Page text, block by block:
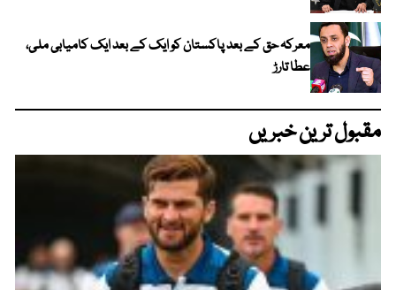
معرکہ حق کے بعد پاکستان کو ایک کے بعد ایک کامیابی ملی،
عطا تارڑ
مقبول ترین خبریں